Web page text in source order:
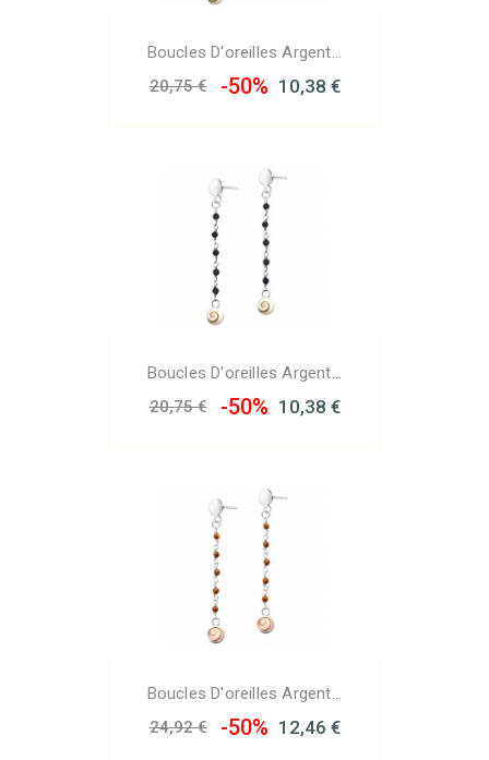
Boucles D'oreilles Argent...
20,75 €
-50% 10,38 €
Boucles D'oreilles Argent...
20,75 €
-50% 10,38 €
Boucles D'oreilles Argent...
24,92 €
-50% 12,46 €